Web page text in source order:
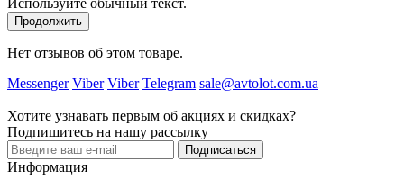
Продолжить
Нет отзывов об этом товаре.
Messenger Viber Viber Telegram sale@avtolot.com.ua
Хотите узнавать первым об акциях и скидках?
Подпишитесь на нашу рассылку
Подписаться
Информация